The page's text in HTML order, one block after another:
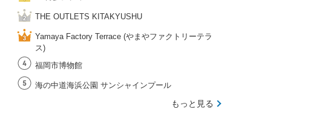
THE OUTLETS KITAKYUSHU
Yamaya Factory Terrace (やまやファクトリーテラ
ス)
福岡市博物館
海の中道海浜公園 サンシャインプール
もっと見る